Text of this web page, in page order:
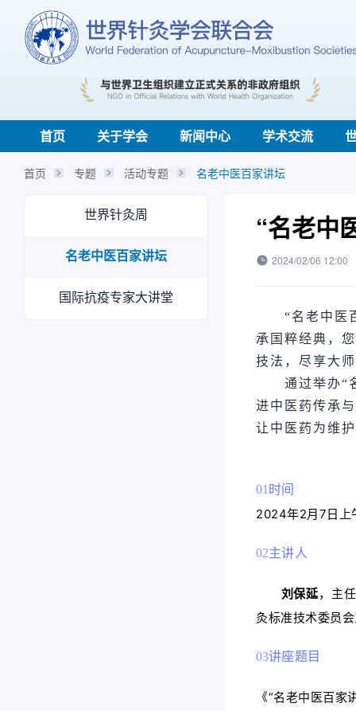
首页 关于学会 新闻中心 学术交流
首页 专题 活动专题 名老中医百家讲坛
世界针灸周
名老中医百家讲坛
国际抗疫专家大讲堂
“名老中
2024/02/06 12:00
“名老中医百
承国粹经典，
技法，尽享大
通过举办“名
进中医药传承
让中医药为维
01 时间
2024年2月7日上
02主讲人
刘保延，主
灸标准技术委员
03讲座题目
《“名老中医百